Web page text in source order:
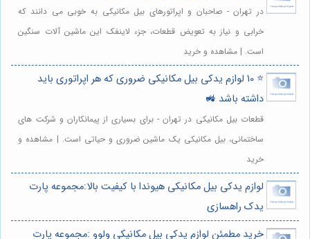
در تهران - صاحبان و اپراتورهای بیل مکانیکی به خوبی می دانند که
خرابی و نیاز به تعویض قطعات، جزء لاینفک این ماشین آلات سنگین
است. | مشاهده و خرید
⭐️ 10 لوازم یدکی بیل مکانیکی ضروری که هر اپراتوری باید
داشته باشد 🚜
قطعات بیل مکانیکی در تهران - برای بسیاری از پیمانکاران و شرکت های
ساختمانی، بیل مکانیکی یک ماشین ضروری و حیاتی است. | مشاهده و
خرید
لوازم یدکی بیل مکانیکی هیوندا با کیفیت بالا:مجموعه پارت
یدک راهسازی
خرید مطمئن لوازم یدکی بیل مکانیکی ولوو :مجموعه پارت